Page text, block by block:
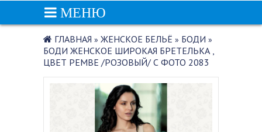
МЕНЮ
ГЛАВНАЯ » ЖЕНСКОЕ БЕЛЬЁ » БОДИ »
БОДИ ЖЕНСКОЕ ШИРОКАЯ БРЕТЕЛЬКА ,
ЦВЕТ PEMBE /РОЗОВЫЙ/ С ФОТО 2083